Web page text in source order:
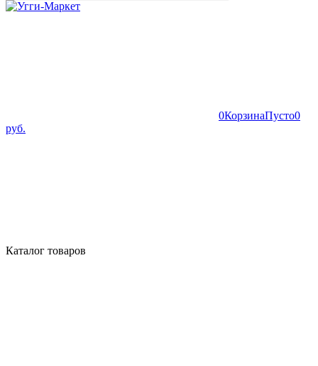
0КорзинаПусто0
руб.
Каталог товаров